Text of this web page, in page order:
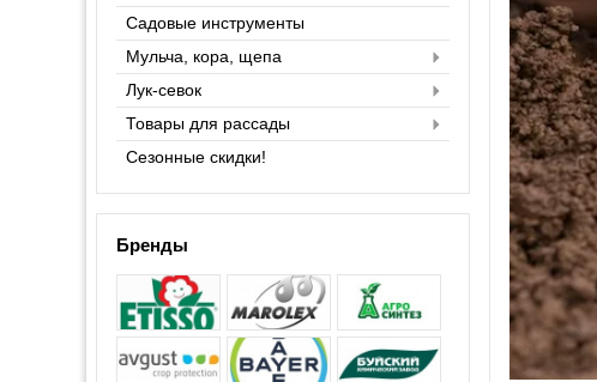
Садовые инструменты
Мульча, кора, щепа
Лук-севок
Товары для рассады
Сезонные скидки!
Бренды